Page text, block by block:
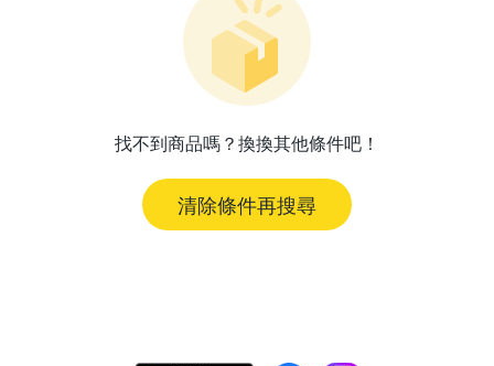
找不到商品嗎？換換其他條件吧！
清除條件再搜尋